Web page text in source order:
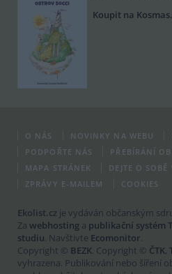
Koupit na
O NÁS NOVINKY NA WEBU
PODPOŘTE NÁS
PŘEBÍRÁNÍ
MAPA STRÁNEK
DEJTE O SOBĚ
ZPRÁVY E-MAILEM
COOKIES
Ekolist.cz je vydáván občanským
Za webhosting a publikační systém
studiu. Navštivte Ecomonitor.
Copyright © BEZK. Copyright © ČTK,
vyhrazena. Publikování nebo šíření